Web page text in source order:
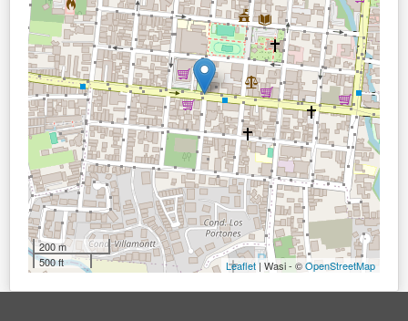
200 m
500 ft
Leaflet| Wasi - ©OpenStreetMap